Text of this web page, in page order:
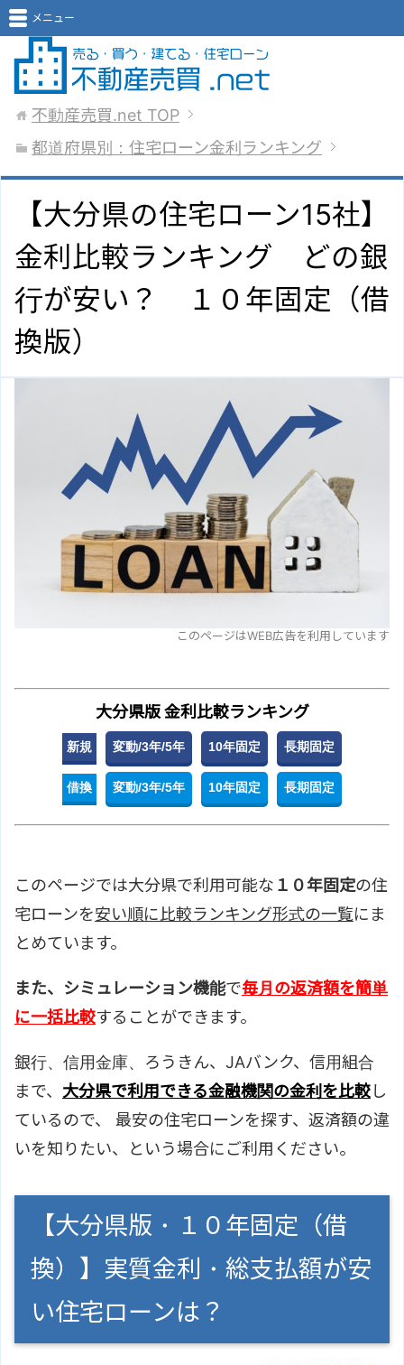
メニュー
不動産売買.net TOP
都道府県別：住宅ローン金利ランキング
【大分県の住宅ローン15社】
金利比較ランキング どの銀
行が安い？ １０年固定（借
換版）
このページはWEB広告を利用しています
大分県版 金利比較ランキング
新規 変動/3年/5年 10年固定 長期固定
借換 変動/3年/5年 10年固定 長期固定
このページでは大分県で利用可能な １０年固定の住
宅ローンを安い順に比較ランキング形式の一覧にま
とめています。
また、シミュレーション機能で毎月の返済額を簡単
に一括比較することができます。
銀行、信用金庫、ろうきん、JAバンク、信用組合
まで、 大分県で利用できる金融機関の金利を比較し
ているので、 最安の住宅ローンを探す、返済額の違
いを知りたい、という場合にご利用ください。
【大分県版・１０年固定（借
換）】実質金利・総支払額が安
い住宅ローンは？